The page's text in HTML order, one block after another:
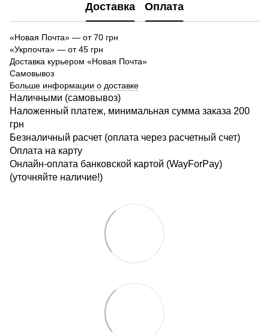
Доставка Оплата
«Новая Почта» — от 70 грн
«Укрпочта» — от 45 грн
Доставка курьером «Новая Почта»
Самовывоз
Больше информации о доставке
Наличными (самовывоз)
Наложенный платеж, минимальная сумма заказа 200
грн
Безналичный расчет (оплата через расчетный счет)
Оплата на карту
Онлайн-оплата банковской картой (WayForPay)
(уточняйте наличие!)